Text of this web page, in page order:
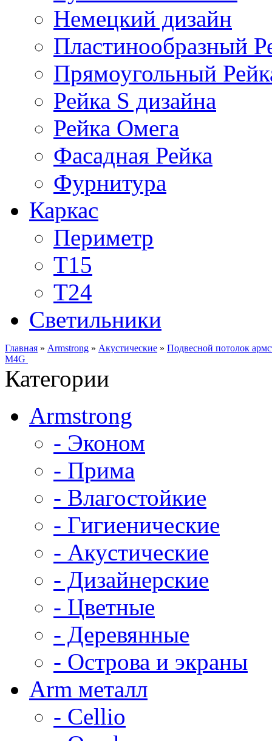
Немецкий дизайн
Пластинообразный
Прямоугольный
Рейка S дизайна
Рейка Омега
Фасадная Рейка
Фурнитура
Каркас
Периметр
Т15
Т24
Светильники
Главная » Armstrong » Акустические » Подвесной потолок
M4G
Категории
Armstrong
- Эконом
- Прима
- Влагостойкие
- Гигиенические
- Акустические
- Дизайнерские
- Цветные
- Деревянные
- Острова и экраны
Arm металл
- Cellio